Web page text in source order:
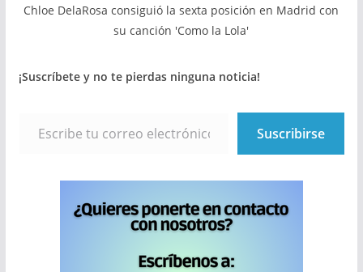
Chloe DelaRosa consiguió la sexta posición en Madrid con
su canción 'Como la Lola'
¡Suscríbete y no te pierdas ninguna noticia!
Suscribirse